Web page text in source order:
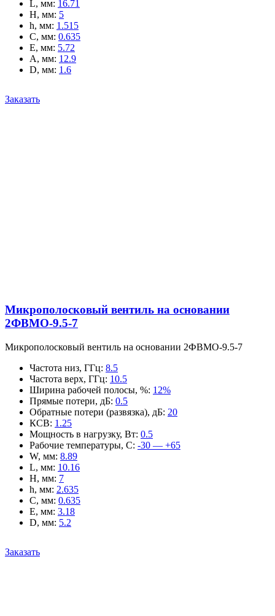
L, мм: 16.71
H, мм: 5
h, мм: 1.515
C, мм: 0.635
E, мм: 5.72
A, мм: 12.9
D, мм: 1.6
Заказать
Микрополосковый вентиль на основании
2ФВМO-9.5-7
Микрополосковый вентиль на основании 2ФВМO-9.5-7
Частота низ, ГГц: 8.5
Частота верх, ГГц: 10.5
Ширина рабочей полосы, %: 12%
Прямые потери, дБ: 0.5
Обратные потери (развязка), дБ: 20
КСВ: 1.25
Мощность в нагрузку, Вт: 0.5
Рабочие температуры, С: -30 — +65
W, мм: 8.89
L, мм: 10.16
H, мм: 7
h, мм: 2.635
C, мм: 0.635
E, мм: 3.18
D, мм: 5.2
Заказать